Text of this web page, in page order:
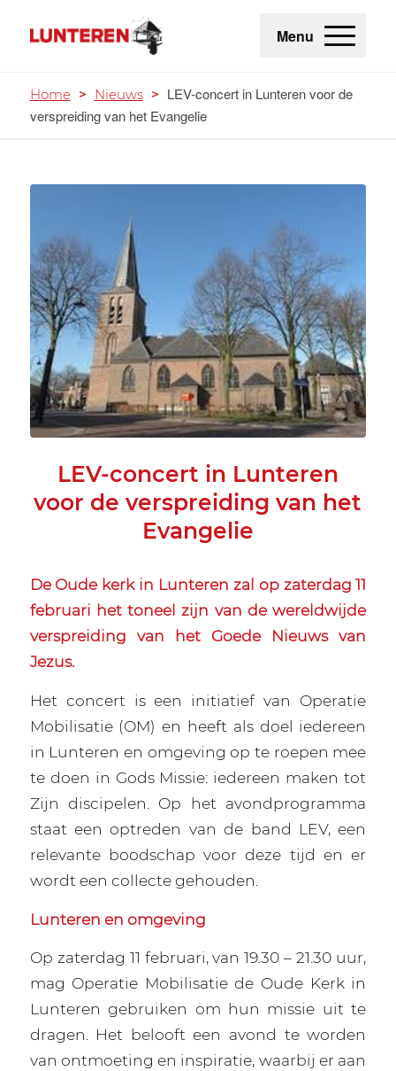
Menu
Home > Nieuws > LEV-concert in Lunteren voor de
verspreiding van het Evangelie
LEV-concert in Lunteren
voor de verspreiding van het
Evangelie
De Oude kerk in Lunteren zal op zaterdag 11
februari het toneel zijn van de wereldwijde
verspreiding van het Goede Nieuws van
Jezus.
Het concert is een initiatief van Operatie
Mobilisatie (OM) en heeft als doel iedereen
in Lunteren en omgeving op te roepen mee
te doen in Gods Missie: iedereen maken tot
Zijn discipelen. Op het avondprogramma
staat een optreden van de band LEV, een
relevante boodschap voor deze tijd en er
wordt een collecte gehouden.
Lunteren en omgeving
Op zaterdag 11 februari, van 19.30 – 21.30 uur,
mag Operatie Mobilisatie de Oude Kerk in
Lunteren gebruiken om hun missie uit te
dragen. Het belooft een avond te worden
van ontmoeting en inspiratie, waarbij er aan